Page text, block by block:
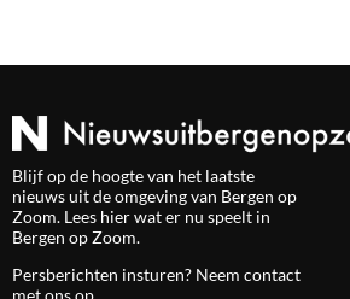
Blijf op de hoogte van het laatste
nieuws uit de omgeving van Bergen op
Zoom. Lees hier wat er nu speelt in
Bergen op Zoom.
Persberichten insturen? Neem contact
met ons op.